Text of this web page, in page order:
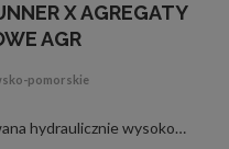
X AGREGATY
AGR
pomorskie
Wyposażenie podstawowe: regulowana hydraulicznie wysokość zaczepu sekcja uprawowa z zabezpieczeniem sprężynowym elementy robocze do pracy płytkiej typu 80 mm + podcinacze oś hamowna sekcja talerzy wyrównujących z talerzami 460 mm hydrauliczni...